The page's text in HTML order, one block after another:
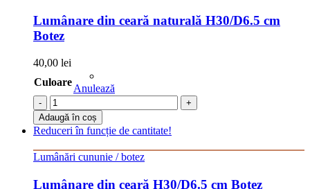
Lumânare din ceară naturală H30/D6.5 cm
Botez
40,00 lei
Culoare
Anulează
-
+
Adaugă în coș
Reduceri în funcție de cantitate!
Lumânări cununie / botez
Lumânare din ceară H30/D6.5 cm Botez